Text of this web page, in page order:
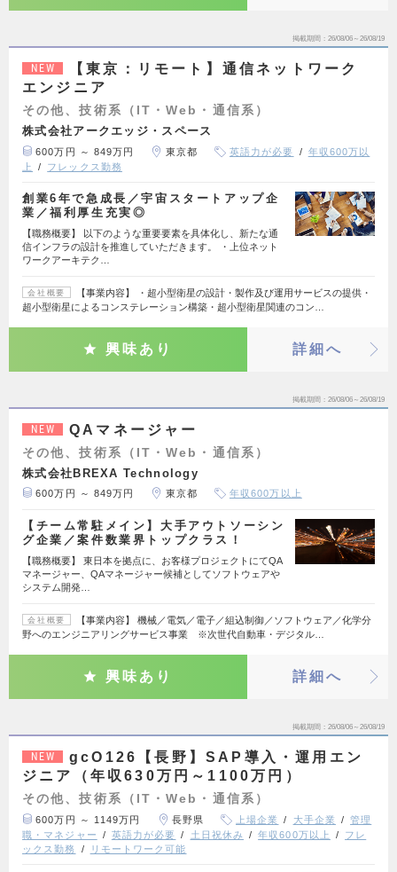
掲載期間 26/08/06～26/08/19
NEW
【東京：リモート】通信ネットワーク
エンジニア
その他、技術系（IT・Web・通信系）
株式会社アークエッジ・スペース
600万円 ～ 849万円 東京都 英語力が必要
年収600万以
上
フレックス勤務
創業6年で急成長／宇宙スタートアップ企
業／福利厚生充実◎
【職務概要】 以下のような重要要素を具体化し、新たな通
信インフラの設計を推進していただきます。 ・上位ネット
ワークアーキテク…
会社概要
【事業内容】 ・超小型衛星の設計・製作及び運用サービスの提供・
超小型衛星によるコンステレーション構築・超小型衛星関連のコン…
興味あり 詳細へ
掲載期間 26/08/06～26/08/19
NEW QAマネージャー
その他、技術系（IT・Web・通信系）
株式会社BREXA Technology
600万円 ～ 849万円 東京都 年収600万以上
【チーム常駐メイン】大手アウトソーシン
グ企業／案件数業界トップクラス！
【職務概要】 東日本を拠点に、お客様プロジェクトにてQA
マネージャー、QAマネージャー候補としてソフトウェアや
システム開発…
会社概要
【事業内容】 機械／電気／電子／組込制御／ソフトウェア／化学分
野へのエンジニアリングサービス事業 ※次世代自動車・デジタル…
興味あり 詳細へ
掲載期間 26/08/06～26/08/19
NEW
gcO126【長野】SAP導入・運用エン
ジニア（年収630万円～1100万円）
その他、技術系（IT・Web・通信系）
600万円 ～ 1149万円 長野県 上場企業 大手企業
管理
職・マネジャー
英語力が必要 土日祝休み 年収600万以上
フレ
ックス勤務
リモートワーク可能